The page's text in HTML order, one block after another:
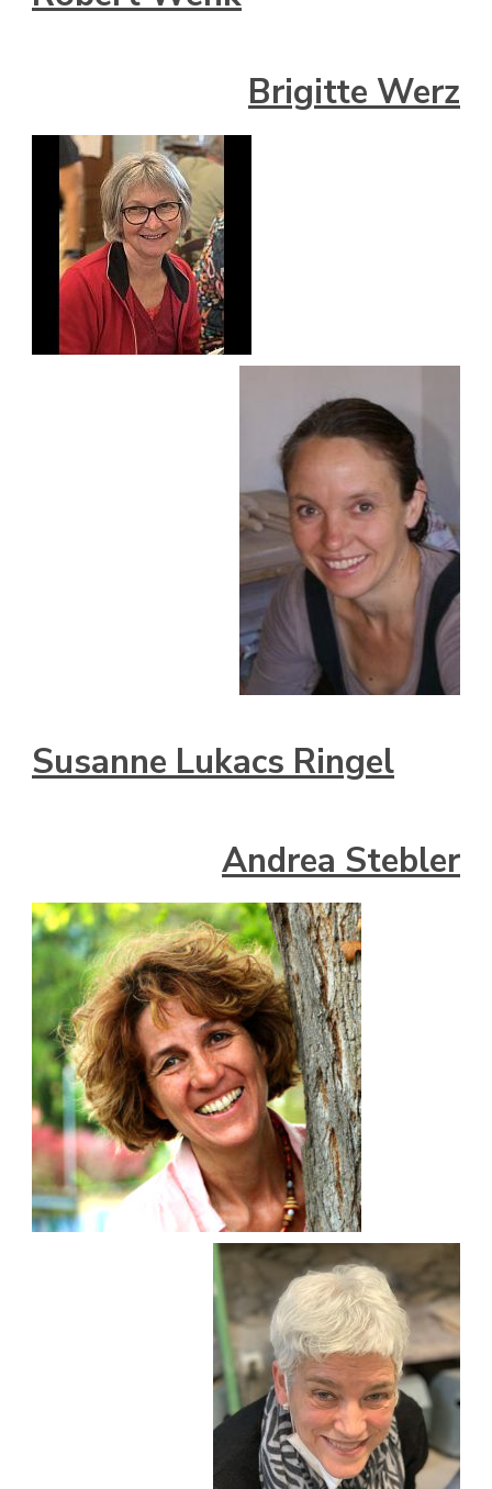
Brigitte Werz
Susanne Lukacs Ringel
Andrea Stebler